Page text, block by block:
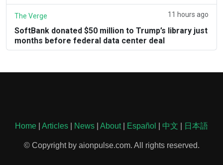
The Verge 11 hours ago
SoftBank donated $50 million to Trump’s library just
months before federal data center deal
Home Articles News About| Español 中文 日本語
© Copyright by aionpulse.com. All rights reserved.